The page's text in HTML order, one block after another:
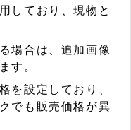
しており、現物と
場合は、追加画像
す。
を設定しており、
でも販売価格が異